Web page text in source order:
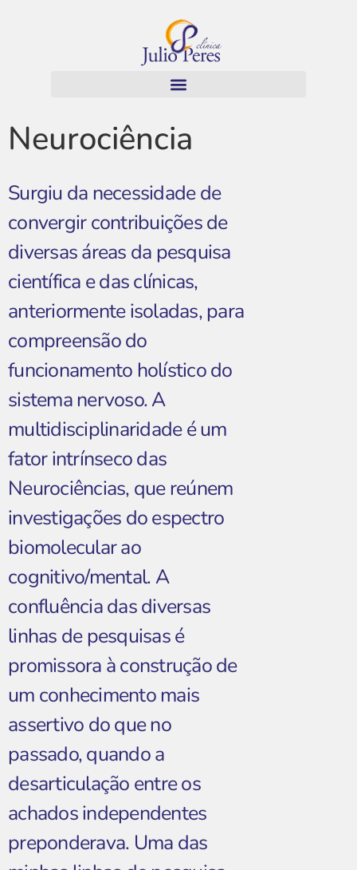
Neurociência
Surgiu da necessidade de
convergir contribuições de
diversas áreas da pesquisa
científica e das clínicas,
anteriormente isoladas, para
compreensão do
funcionamento holístico do
sistema nervoso. A
multidisciplinaridade é um
fator intrínseco das
Neurociências, que reúnem
investigações do espectro
biomolecular ao
cognitivo/mental. A
confluência das diversas
linhas de pesquisas é
promissora à construção de
um conhecimento mais
assertivo do que no
passado, quando a
desarticulação entre os
achados independentes
preponderava. Uma das